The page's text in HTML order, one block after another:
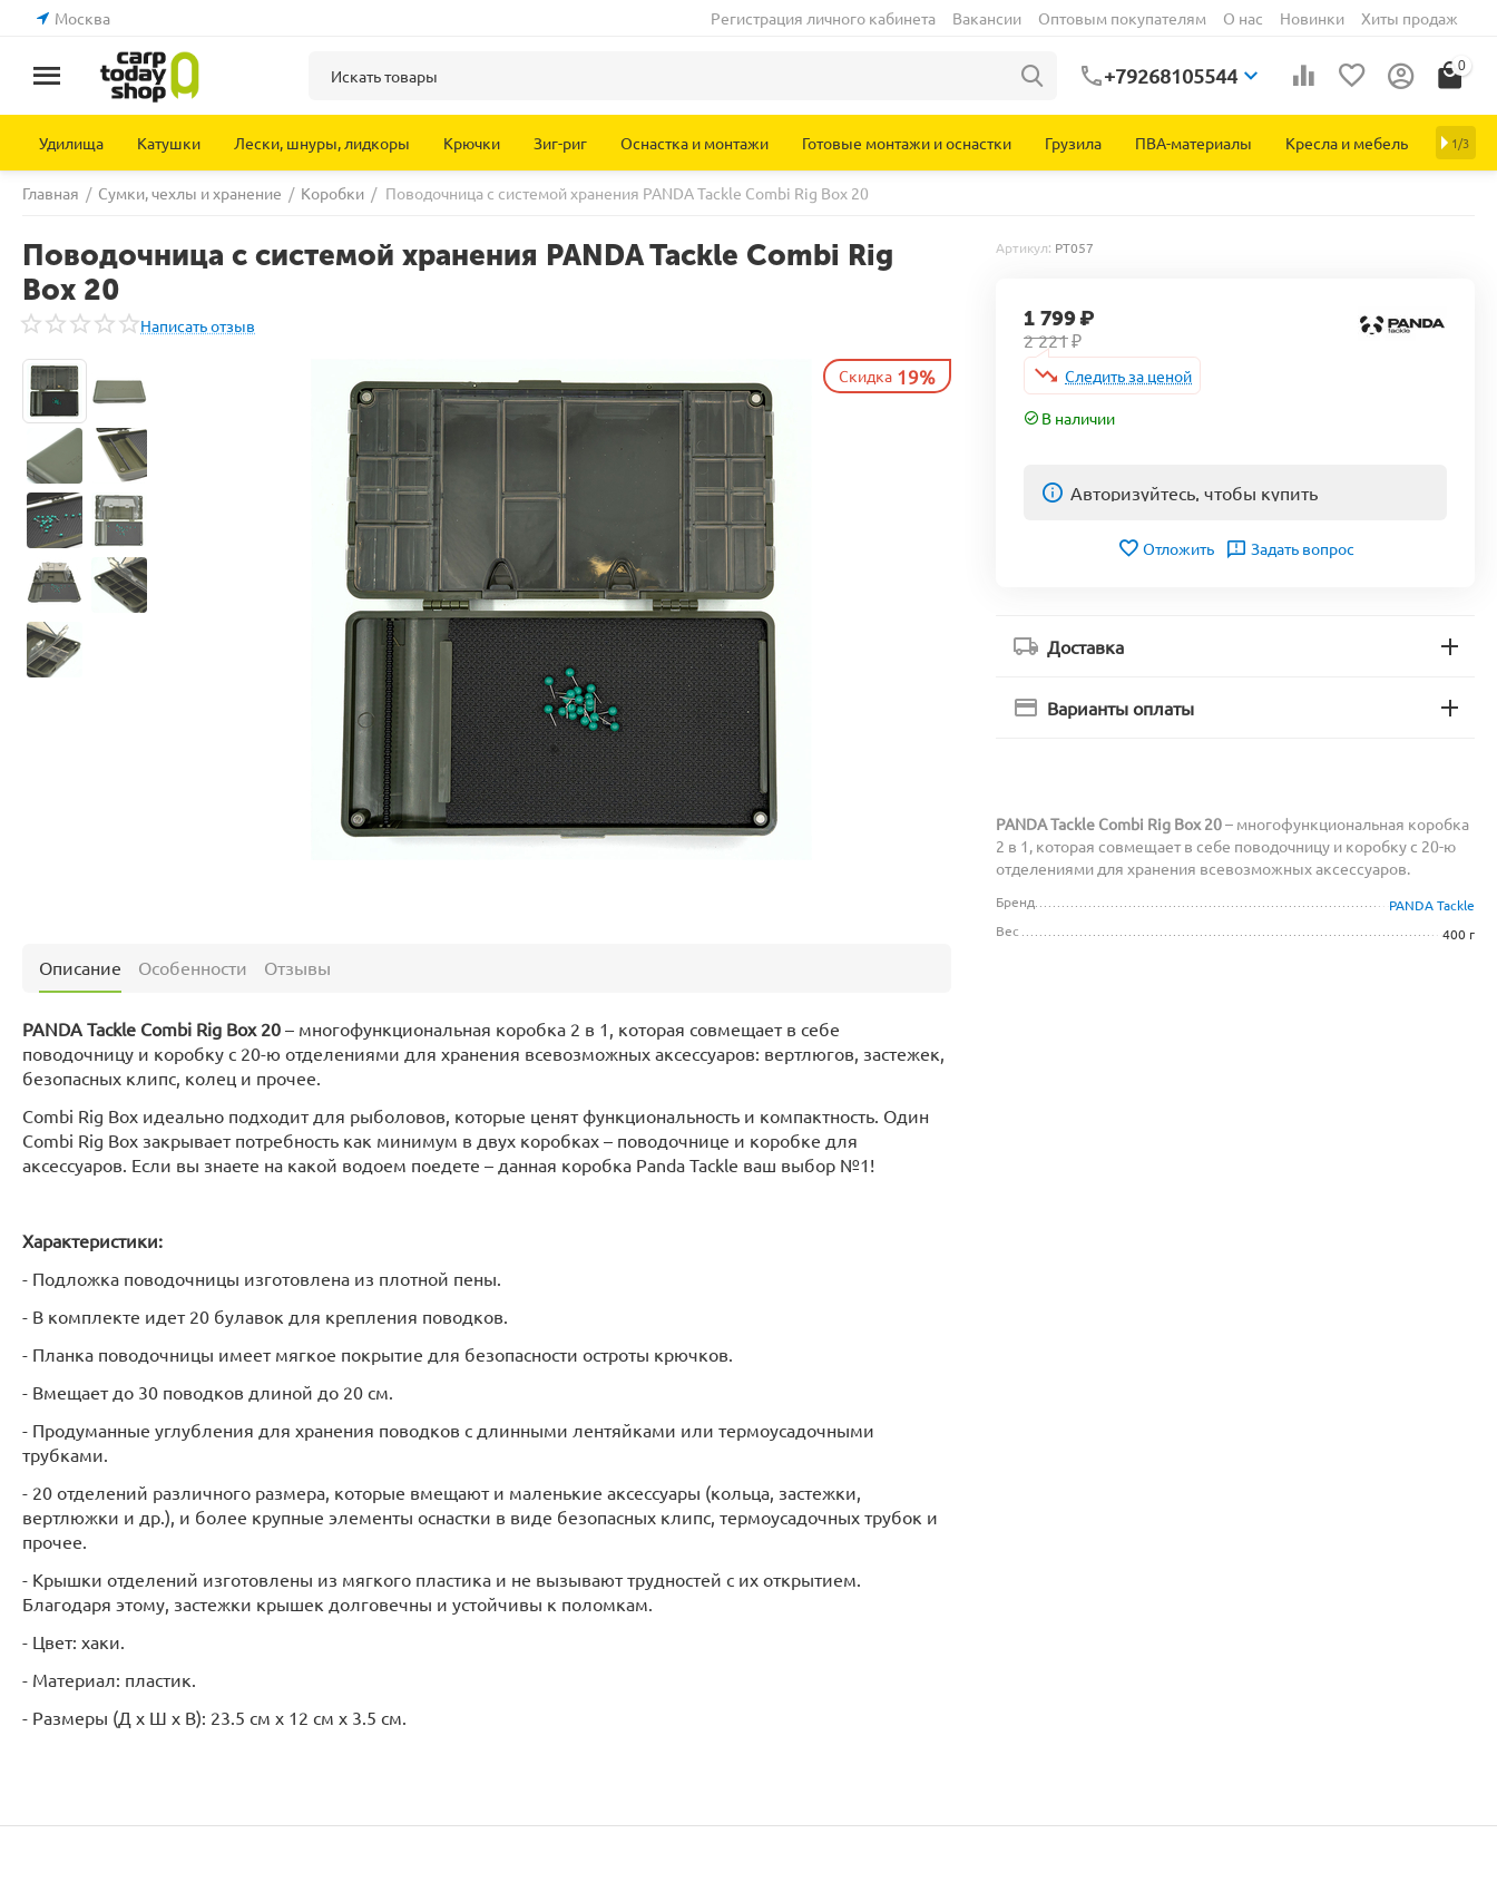
Москва Регистрация личного кабинета Вакансии Оптовым покупателям О нас Новинки Хиты продаж
+79268105544 0
Удилища Катушки Лески, шнуры, лидкоры Крючки Зиг-риг Оснастка и монтажи Готовые монтажи и оснастки Грузила ПВА-материалы Кресла и мебель 1/3
Главная / Сумки, чехлы и хранение / Коробки / Поводочница с системой хранения PANDA Tackle Combi Rig Box 20
Поводочница с системой хранения PANDA Tackle Combi Rig
Box 20
Написать отзыв
Артикул: PT057
1 799₽
2 221₽
Следить за ценой
В наличии
Авторизуйтесь, чтобы купить
Отложить Задать вопрос
Доставка
Варианты оплаты
PANDA Tackle Combi Rig Box 20– многофункциональная коробка
2 в 1, которая совмещает в себе поводочницу и коробку с 20-ю
отделениями для хранения всевозможных аксессуаров.
Бренд
PANDA Tackle
Вес
400 г
Описание Особенности Отзывы
PANDA Tackle Combi Rig Box 20 – многофункциональная коробка 2 в 1, которая совмещает в себе
поводочницу и коробку с 20-ю отделениями для хранения всевозможных аксессуаров: вертлюгов, застежек,
безопасных клипс, колец и прочее.
Combi Rig Box идеально подходит для рыболовов, которые ценят функциональность и компактность. Один
Combi Rig Box закрывает потребность как минимум в двух коробках – поводочнице и коробке для
аксессуаров. Если вы знаете на какой водоем поедете – данная коробка Panda Tackle ваш выбор №1!
Характеристики:
- Подложка поводочницы изготовлена из плотной пены.
- В комплекте идет 20 булавок для крепления поводков.
- Планка поводочницы имеет мягкое покрытие для безопасности остроты крючков.
- Вмещает до 30 поводков длиной до 20 см.
- Продуманные углубления для хранения поводков с длинными лентяйками или термоусадочными
трубками.
- 20 отделений различного размера, которые вмещают и маленькие аксессуары (кольца, застежки,
вертлюжки и др.), и более крупные элементы оснастки в виде безопасных клипс, термоусадочных трубок и
прочее.
- Крышки отделений изготовлены из мягкого пластика и не вызывают трудностей с их открытием.
Благодаря этому, застежки крышек долговечны и устойчивы к поломкам.
- Цвет: хаки.
- Материал: пластик.
- Размеры (Д х Ш х В): 23.5 см х 12 см х 3.5 см.